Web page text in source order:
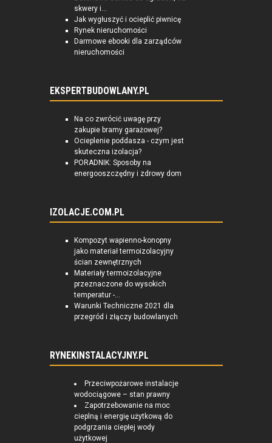
skwery i...
Jak wygłuszyć i ocieplić piwnicę
Rynek nieruchomości
Darmowe ebooki dla zarządców
nieruchomości
EKSPERTBUDOWLANY.PL
Na co zwrócić uwagę przy
zakupie bramy garażowej?
Ocieplenie poddasza - czym jest
skuteczna izolacja?
PORADNIK: Sposoby na
energooszczędny i zdrowy dom
IZOLACJE.COM.PL
Kompozyt wapienno-konopny
jako materiał termoizolacyjny
ścian zewnętrznych
Materiały termoizolacyjne
przeznaczone do wysokich
temperatur -...
Warunki Techniczne 2021 dla
przegród i złączy budowlanych
RYNEKINSTALACYJNY.PL
Przeciwpożarowe instalacje
wodociągowe – stan prawny
Zapotrzebowanie na moc
cieplną i energię użytkową do
podgrzania ciepłej wody
użytkowej